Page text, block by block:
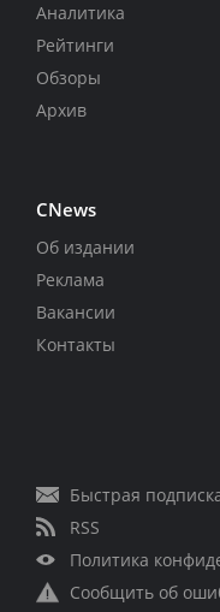
Аналитика
Рейтинги
Обзоры
Архив
CNews
Об издании
Реклама
Вакансии
Контакты
Быстрая
RSS
Политика
Сообщить об